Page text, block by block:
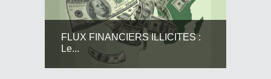
FLUX FINANCIERS ILLICITES :
Le...